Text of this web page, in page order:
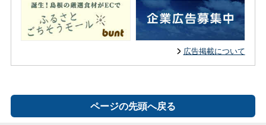
広告掲載について
ページの先頭へ戻る